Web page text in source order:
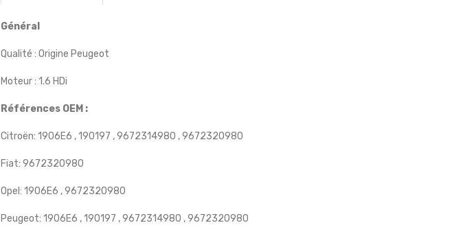
Général
Qualité : Origine Peugeot
Moteur : 1.6 HDi
Références OEM :
Citroën: 1906E6 , 190197 , 9672314980 , 9672320980
Fiat: 9672320980
Opel: 1906E6 , 9672320980
Peugeot: 1906E6 , 190197 , 9672314980 , 9672320980